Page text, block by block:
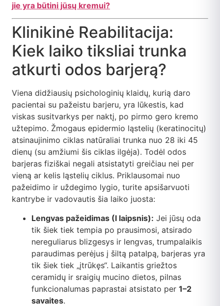
jie yra būtini jūsų kremui?
Klinikinė Reabilitacija:
Kiek laiko tiksliai trunka
atkurti odos barjerą?
Viena didžiausių psichologinių klaidų, kurią daro
pacientai su pažeistu barjeru, yra lūkestis, kad
viskas susitvarkys per naktį, po pirmo gero kremo
užtepimo. Žmogaus epidermio ląstelių (keratinocitų)
atsinaujinimo ciklas natūraliai trunka nuo 28 iki 45
dienų (su amžiumi šis ciklas ilgėja). Todėl odos
barjeras fiziškai negali atsistatyti greičiau nei per
vieną ar kelis ląstelių ciklus. Priklausomai nuo
pažeidimo ir uždegimo lygio, turite apsišarvuoti
kantrybe ir vadovautis šia laiko juosta:
Lengvas pažeidimas (I laipsnis): Jei jūsų oda
tik šiek tiek tempia po prausimosi, atsirado
nereguliarus blizgesys ir lengvas, trumpalaikis
paraudimas perėjus į šiltą patalpą, barjeras yra
tik šiek tiek „įtrūkęs“. Laikantis griežtos
ceramidų ir sraigių mucino dietos, pilnas
funkcionalumas paprastai atsistato per 1–2
savaites.